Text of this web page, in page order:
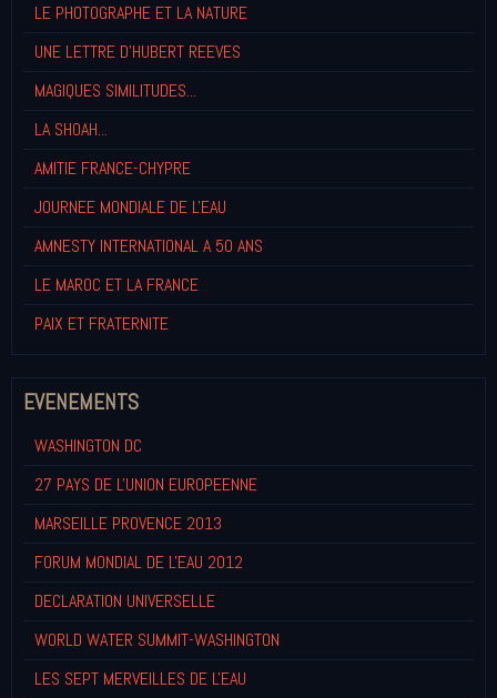
LE PHOTOGRAPHE ET LA NATURE
UNE LETTRE D'HUBERT REEVES
MAGIQUES SIMILITUDES...
LA SHOAH...
AMITIE FRANCE-CHYPRE
JOURNEE MONDIALE DE L'EAU
AMNESTY INTERNATIONAL A 50 ANS
LE MAROC ET LA FRANCE
PAIX ET FRATERNITE
EVENEMENTS
WASHINGTON DC
27 PAYS DE L'UNION EUROPEENNE
MARSEILLE PROVENCE 2013
FORUM MONDIAL DE L'EAU 2012
DECLARATION UNIVERSELLE
WORLD WATER SUMMIT-WASHINGTON
LES SEPT MERVEILLES DE L'EAU